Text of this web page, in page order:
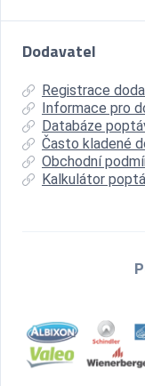
Dodavatel
Registrace
Informace pro
Databáze
Často kladené
Obchodní
Kalkulátor